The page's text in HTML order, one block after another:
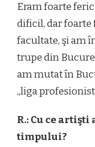
Eram foarte
dificil, dar foarte
facultate, şi am
trupe din
am mutat în
„liga
R.: Cu ce
timpului?